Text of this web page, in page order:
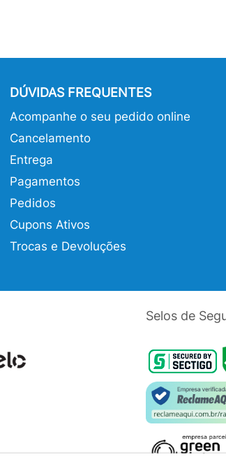
DÚVIDAS FREQUENTES
Acompanhe o seu pedido online
Cancelamento
Entrega
Pagamentos
Pedidos
Cupons Ativos
Trocas e Devoluções
Selos de